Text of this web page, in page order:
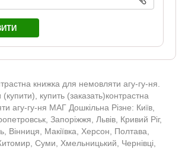
книжка для немовляти агу-гу-ня.
купить (заказать)контрастна
агу-гу-ня МАГ Дошкільна Різне: Київ,
Запоріжжя, Львів, Кривий Ріг,
Вінниця, Макіївка, Херсон, Полтава,
Суми, Хмельницький, Чернівці,